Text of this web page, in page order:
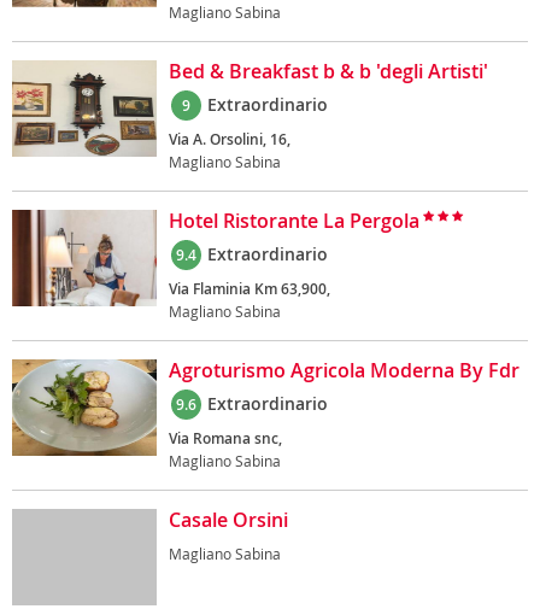
Magliano Sabina
Bed & Breakfast b & b 'degli Artisti'
9 Extraordinario
Via A. Orsolini, 16,
Magliano Sabina
Hotel Ristorante La Pergola
9.4 Extraordinario
Via Flaminia Km 63,900,
Magliano Sabina
Agroturismo Agricola Moderna By Fdr
9.6 Extraordinario
Via Romana snc,
Magliano Sabina
Casale Orsini
Magliano Sabina